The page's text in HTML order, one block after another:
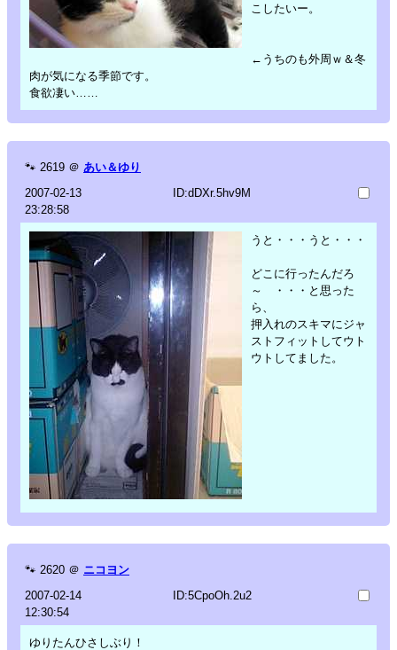
こしたいー。
←うちのも外周ｗ＆冬
肉が気になる季節です。
食欲凄い……
🐾 2619 ＠ あい＆ゆり
2007-02-13
23:28:58
ID:dDXr.5hv9M
うと・・・うと・・・
どこに行ったんだろ
～ ・・・と思った
ら、
押入れのスキマにジャ
ストフィットしてウト
ウトしてました。
🐾 2620 ＠ ニコヨン
2007-02-14
12:30:54
ID:5CpoOh.2u2
ゆりたんひさしぶり！